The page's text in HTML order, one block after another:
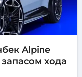
Alpine
хода